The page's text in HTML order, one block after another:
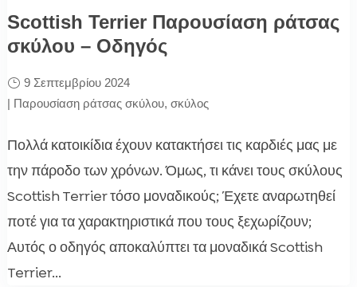
Scottish Terrier Παρουσίαση ράτσας
σκύλου – Οδηγός
9 Σεπτεμβρίου 2024
| Παρουσίαση ράτσας σκύλου, σκύλος
Πολλά κατοικίδια έχουν κατακτήσει τις καρδιές μας με
την πάροδο των χρόνων. Όμως, τι κάνει τους σκύλους
Scottish Terrier τόσο μοναδικούς; Έχετε αναρωτηθεί
ποτέ για τα χαρακτηριστικά που τους ξεχωρίζουν;
Αυτός ο οδηγός αποκαλύπτει τα μοναδικά Scottish
Terrier...